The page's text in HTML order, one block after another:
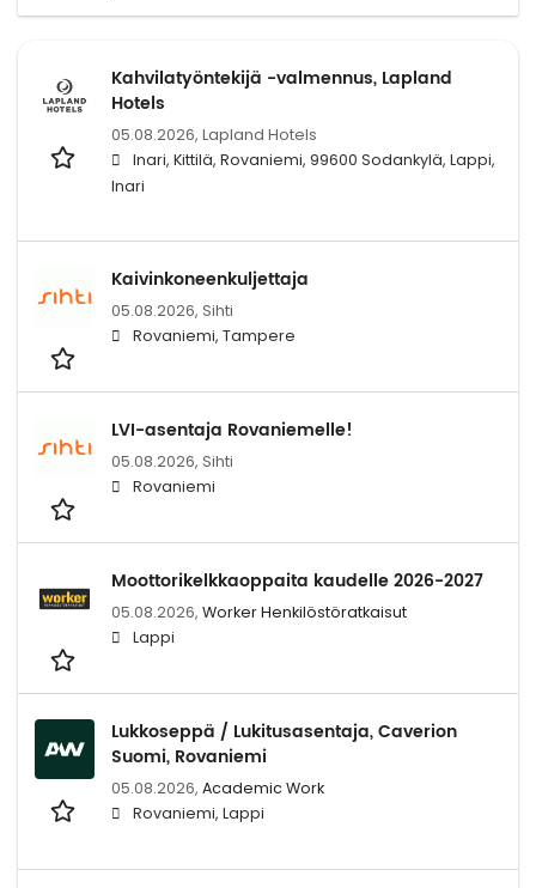
Kahvilatyöntekijä -valmennus, Lapland
Hotels
05.08.2026, Lapland Hotels
Inari, Kittilä, Rovaniemi, 99600 Sodankylä, Lappi,
Inari
Kaivinkoneenkuljettaja
05.08.2026, Sihti
Rovaniemi, Tampere
LVI-asentaja Rovaniemelle!
05.08.2026, Sihti
Rovaniemi
Moottorikelkkaoppaita kaudelle 2026-2027
05.08.2026, Worker Henkilöstöratkaisut
Lappi
Lukkoseppä / Lukitusasentaja, Caverion
Suomi, Rovaniemi
05.08.2026, Academic Work
Rovaniemi, Lappi